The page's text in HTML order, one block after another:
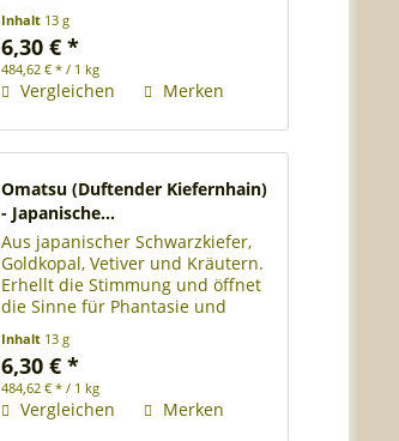
für das Gefühl jung zu sein. Rolle
mit ca. 28 japanischen
Räucherstäbchen Länge der
Räucherstäbchen 13 cm...
Inhalt 13 g
6,30 € *
484,62 € * / 1 kg
Vergleichen Merken
Omatsu (Duftender Kiefernhain)
- Japanische...
Aus japanischer Schwarzkiefer,
Goldkopal, Vetiver und Kräutern.
Erhellt die Stimmung und öffnet
die Sinne für Phantasie und
japanischen Räucherstäbchen
Länge der Räucherstäbchen 13
cm Brenndauer je...
Inhalt 13 g
6,30 € *
484,62 € * / 1 kg
Vergleichen Merken